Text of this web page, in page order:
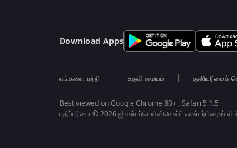
Download Apps
எங்களை பற்றி உதவி மையம்
Best viewed on Google Chrome 80+ , Safari 5.1.5+
பதிப்புரிமை © 2026 ஜீ என்டர்டெயின்மென்ட் எண்டர்பிரைஸ்